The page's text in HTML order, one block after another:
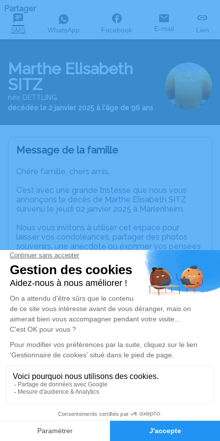
Faire-part Hommages
Partager
SMS WhatsApp Facebook E-mail Lien
Marthe Elisabeth
SITZ
née DETTLING
décédée le 2 janvier 2025 à l'âge de 96 ans
Message de la famille
Chère famille, chers amis,
C’est avec une grande tristesse que nous vous
annonçons le décès de Marthe Elisabeth SITZ
survenu le jeudi 02 janvier 2025 à Marlenheim.
Nous vous invitons à utiliser cet espace pour
laisser vos condoléances, partager des photos
souvenirs, une anecdote ou exprimer vos pensées
à travers des poèmes ou des textes. Cet endroit
est un lieu d'expression dédié à honorer la
mémoire de Marthe Elisabeth SITZ.
Un service de plantation d’arbre hommage est
disponible ici.
Cérémonie religieuse
samedi 11 janvier 2025 à 14h30
Eglise Protestante Saint-Martin de Westhoffen
4 Place de l'Eglise
Je rends hommage